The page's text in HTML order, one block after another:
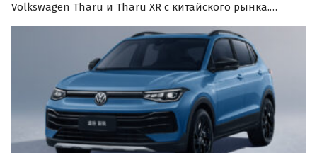
Volkswagen Tharu и Tharu XR с китайского рынка.
рублей, а вот второй обойдется дешевле — минимум в 1
850 000 рублей, сообщают «Автоновости дня».